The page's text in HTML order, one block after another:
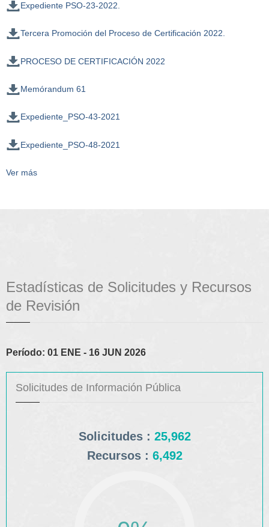
Expediente PSO-23-2022.
Tercera Promoción del Proceso de Certificación 2022.
PROCESO DE CERTIFICACIÓN 2022
Memórandum 61
Expediente_PSO-43-2021
Expediente_PSO-48-2021
Ver más
Estadísticas de Solicitudes y Recursos
de Revisión
Período: 01 ENE - 16 JUN 2026
Solicitudes de Información Pública
Solicitudes : 25,962
Recursos : 6,492